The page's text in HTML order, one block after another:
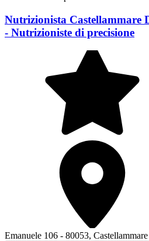
Nutrizionista Castellammare
- Nutrizioniste di precisione
Emanuele 106 - 80053,